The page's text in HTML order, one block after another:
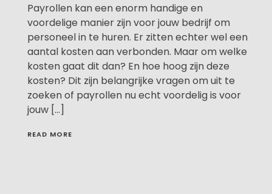
Payrollen kan een enorm handige en
voordelige manier zijn voor jouw bedrijf om
personeel in te huren. Er zitten echter wel een
aantal kosten aan verbonden. Maar om welke
kosten gaat dit dan? En hoe hoog zijn deze
kosten? Dit zijn belangrijke vragen om uit te
zoeken of payrollen nu echt voordelig is voor
jouw […]
READ MORE